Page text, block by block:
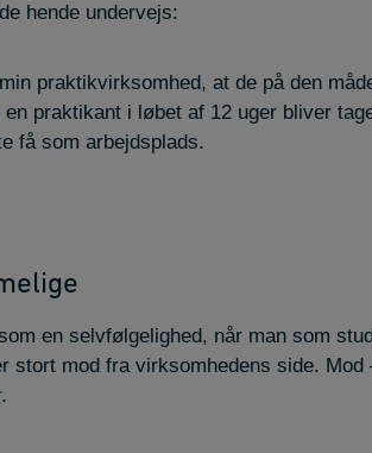
hende undervejs:
praktikvirksomhed, at de på den
praktikant i løbet af 12 uger bliver
få som arbejdsplads.
en selvfølgelighed, når man som
mod fra virksomhedens side. Mod